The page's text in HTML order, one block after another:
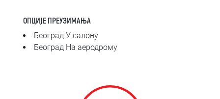
ОПЦИЈЕ ПРЕУЗИМАЊА
Београд У салону
Београд На аеродрому